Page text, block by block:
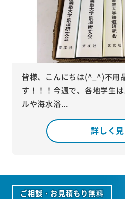
皆様、こんにちは(^_^)不
す！！！今週で、各地学生
ルや海水浴...
詳しく
ご相談・お見積もり無料